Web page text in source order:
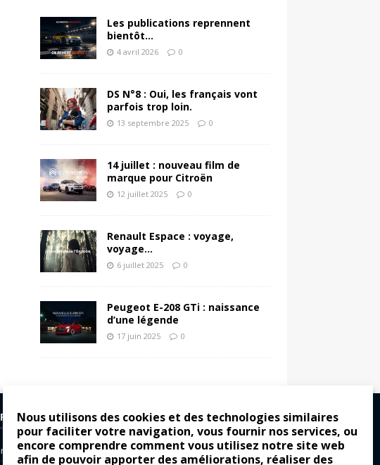
Nous utilisons des cookies et des technologies similaires
pour faciliter votre navigation, vous fournir nos services, ou
encore comprendre comment vous utilisez notre site web
afin de pouvoir apporter des améliorations, réaliser des
Les publications reprennent
bientôt…
4 avril 2026 0
DS N°8 : Oui, les français vont
parfois trop loin.
13 septembre 2025 0
14 juillet : nouveau film de
marque pour Citroën
12 juillet 2025 0
Renault Espace : voyage,
voyage…
6 juillet 2025 0
Peugeot E-208 GTi : naissance
d’une légende
17 juin 2025 0
Dacia Sandero : pour les gens vrais